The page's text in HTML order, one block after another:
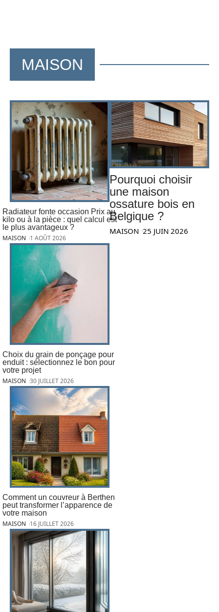
MAISON
Radiateur fonte occasion Prix au
kilo ou à la pièce : quel calcul est
le plus avantageux ?
MAISON 1 AOÛT 2026
Choix du grain de ponçage pour
enduit : sélectionnez le bon pour
votre projet
MAISON 30 JUILLET 2026
Comment un couvreur à Berthen
peut transformer l’apparence de
votre maison
MAISON 16 JUILLET 2026
Pourquoi choisir
une maison
ossature bois en
Belgique ?
MAISON 25 JUIN 2026